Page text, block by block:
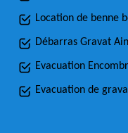
Location de benne
Débarras Gravat
Evacuation
Evacuation de